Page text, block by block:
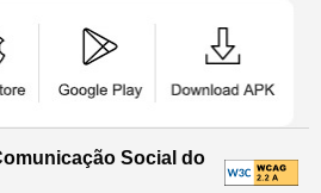
Social do